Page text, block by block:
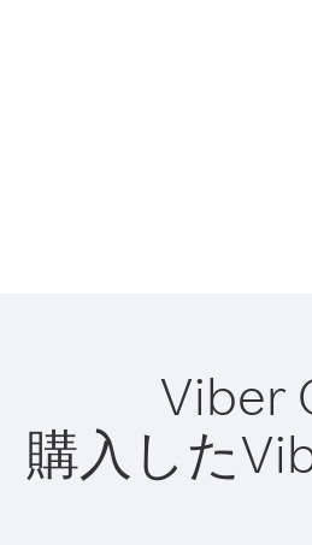
Viber
購入した